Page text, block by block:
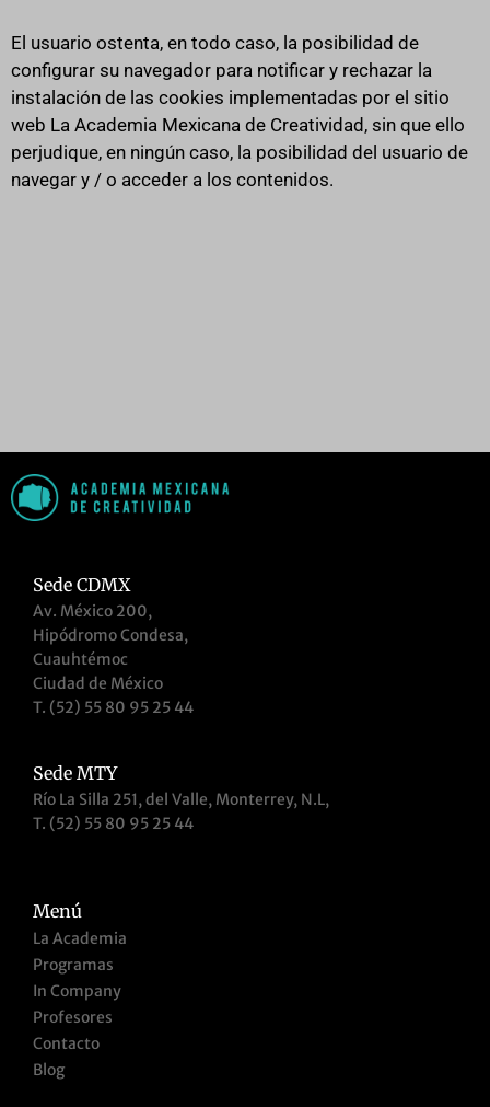
El usuario ostenta, en todo caso, la posibilidad de
configurar su navegador para notificar y rechazar la
instalación de las cookies implementadas por el sitio
web La Academia Mexicana de Creatividad, sin que ello
perjudique, en ningún caso, la posibilidad del usuario de
navegar y / o acceder a los contenidos.
Sede CDMX
Av. México 200,
Hipódromo Condesa,
Cuauhtémoc
Ciudad de México
T. (52) 55 80 95 25 44
Sede MTY
Río La Silla 251, del Valle, Monterrey, N.L,
T. (52) 55 80 95 25 44
Menú
La Academia
Programas
In Company
Profesores
Contacto
Blog